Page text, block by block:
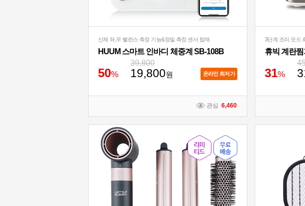
관심 6,460
신체 좌,우 밸런스 측정 기능&정밀 측정 센서 탑재
HUUM 스마트 인바디 체중계 SB-108B
50%
39,800
19,800원 온라인 최저가
3단계 조리 모드
휴빅 계란
31%